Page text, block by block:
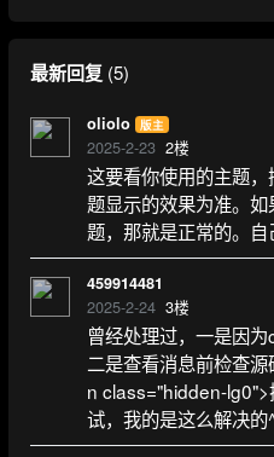
最新回复(5)
oliolo 版主
2025-2-23 2楼
这要看你使用的主题
题显示的效果为准。
题，那就是正常的。自
459914481
2025-2-24 3楼
曾经处理过，一是因为
二是查看消息前检查
n class="hidden-
试，我的是这么解决的